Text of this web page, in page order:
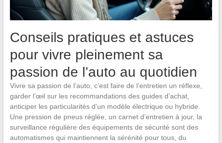
Conseils pratiques et astuces
pour vivre pleinement sa
passion de l’auto au quotidien
Vivre sa passion de l’auto, c’est faire de l’entretien un réflexe,
garder l’œil sur les recommandations des guides d’achat,
anticiper les particularités d’un modèle électrique ou hybride.
Une pression de pneus réglée, un carnet d’entretien à jour, la
surveillance régulière des équipements de sécurité sont des
automatismes qui maintiennent la sérénité pour tous, du